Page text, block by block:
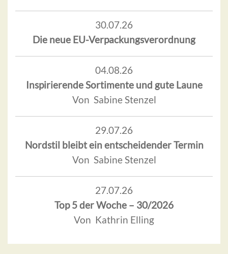
30.07.26
Die neue EU-Verpackungsverordnung
04.08.26
Inspirierende Sortimente und gute Laune
Von Sabine Stenzel
29.07.26
Nordstil bleibt ein entscheidender Termin
Von Sabine Stenzel
27.07.26
Top 5 der Woche – 30/2026
Von Kathrin Elling